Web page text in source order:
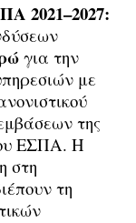
2021–2027:
για την
με
της
ΕΣΠΑ. Η
στη
τη